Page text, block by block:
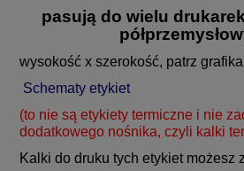
pasują do wielu
wysokość x szerokość, patrz
Schematy etykiet
(to nie są etykiety termiczne i nie
dodatkowego nośnika, czyli kalki
Kalki do druku tych etykiet możesz